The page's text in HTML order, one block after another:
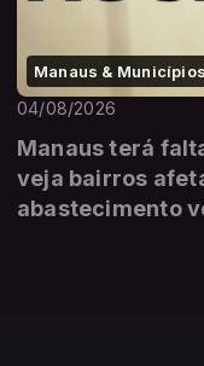
Manaus & Municípios
04/08/2026
Manaus terá
veja bairros
abastecimento